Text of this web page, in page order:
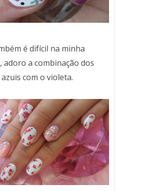
é difícil na minha
adoro a combinação dos
com o violeta.